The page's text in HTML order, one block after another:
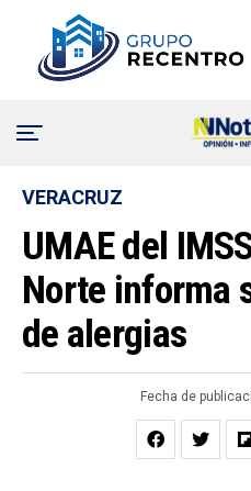
VERACRUZ
UMAE del
Norte informa
de alergias
Fecha de